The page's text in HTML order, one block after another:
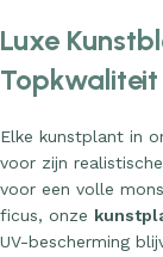
Luxe
Topkwaliteit
Elke kunstplant in
voor zijn
voor een volle
ficus, onze
UV-bescherming